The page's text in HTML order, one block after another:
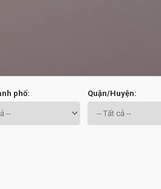
phố: Quận/Huyện: